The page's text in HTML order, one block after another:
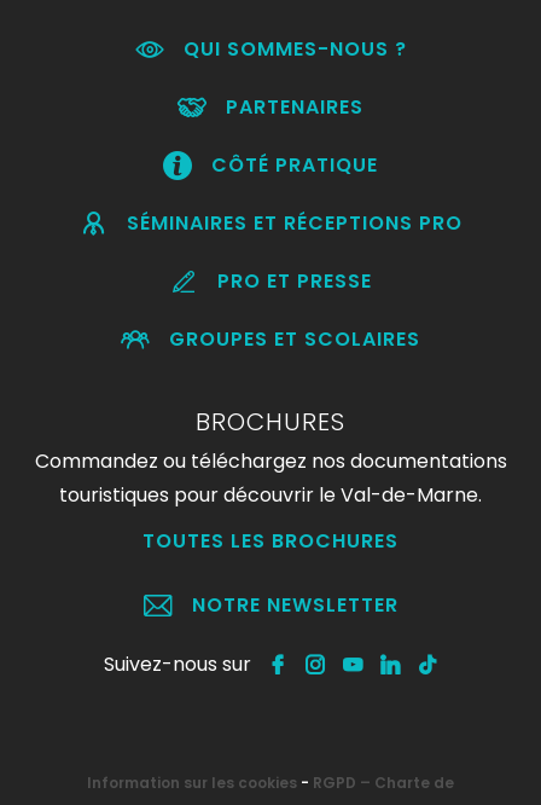
QUI SOMMES-NOUS ?
PARTENAIRES
CÔTÉ PRATIQUE
SÉMINAIRES ET RÉCEPTIONS PRO
PRO ET PRESSE
GROUPES ET SCOLAIRES
BROCHURES
Commandez ou téléchargez nos documentations
touristiques pour découvrir le Val-de-Marne.
TOUTES LES BROCHURES
NOTRE NEWSLETTER
Suivez-nous sur
Information sur les cookies - RGPD – Charte de